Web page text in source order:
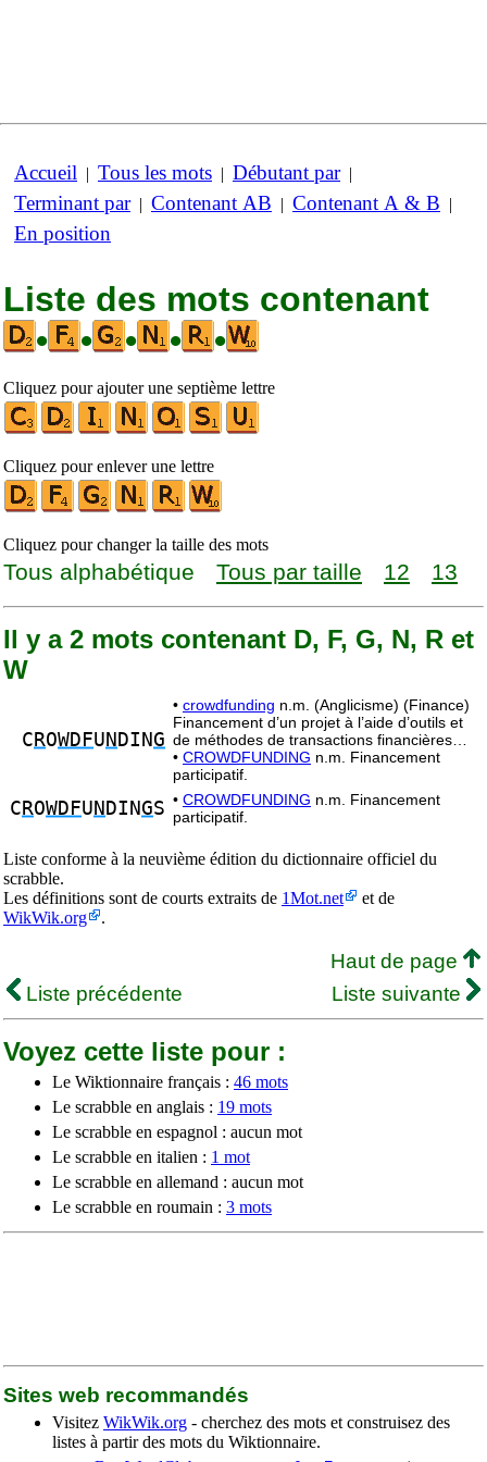
Accueil | Tous les mots | Débutant par|
Terminant par| Contenant AB | Contenant A & B |
En position
Liste des mots contenant
•
• • • •
Cliquez pour ajouter une septième lettre
Cliquez pour enlever une lettre
Cliquez pour changer la taille des mots
Tous alphabétique Tous par taille 12 13
Il y a 2 mots contenant D, F, G, N, R et
W
C ROWDFU N DING
• crowdfunding n.m. (Anglicisme) (Finance)
Financement d’un projet à l’aide d’outils et
de méthodes de transactions financières…
• CROWDFUNDING n.m. Financement
participatif.
C ROWDFU N DINGS • CROWDFUNDING n.m. Financement
participatif.
Liste conforme à la neuvième édition du dictionnaire officiel du
scrabble.
Les définitions sont de courts extraits de 1Mot.net
et de
WikWik.org
.
Haut de page
Liste précédente
Liste suivante
Voyez cette liste pour :
Le Wiktionnaire français : 46 mots
Le scrabble en anglais : 19 mots
Le scrabble en espagnol : aucun mot
Le scrabble en italien : 1 mot
Le scrabble en allemand : aucun mot
Le scrabble en roumain : 3 mots
Sites web recommandés
Visitez WikWik.org - cherchez des mots et construisez des
listes à partir des mots du Wiktionnaire.